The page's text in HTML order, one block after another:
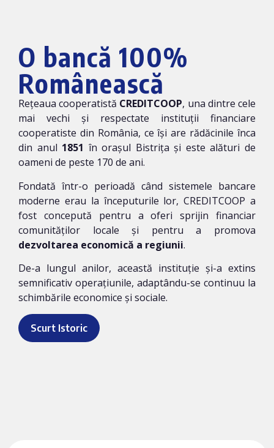
O bancă 100%
Românească
Rețeaua cooperatistă CREDITCOOP, una dintre cele
mai vechi și respectate instituții financiare
cooperatiste din România, ce își are rădăcinile înca
din anul 1851 în orașul Bistrița și este alături de
oameni de peste 170 de ani.
Fondată într-o perioadă când sistemele bancare
moderne erau la începuturile lor, CREDITCOOP a
fost concepută pentru a oferi sprijin financiar
comunităților locale și pentru a promova
dezvoltarea economică a regiunii.
De-a lungul anilor, această instituție și-a extins
semnificativ operațiunile, adaptându-se continuu la
schimbările economice și sociale.
Scurt Istoric